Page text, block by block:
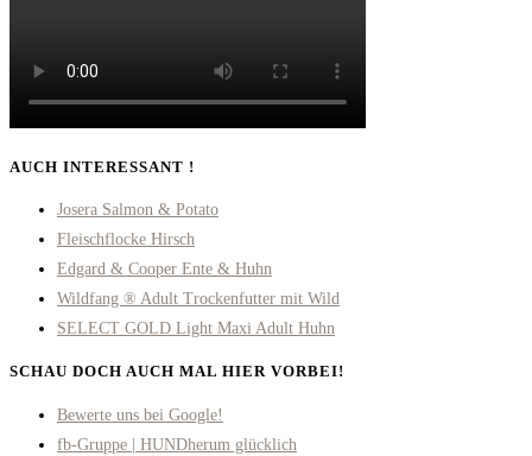
AUCH INTERESSANT !
Josera Salmon & Potato
Fleischflocke Hirsch
Edgard & Cooper Ente & Huhn
Wildfang ® Adult Trockenfutter mit Wild
SELECT GOLD Light Maxi Adult Huhn
SCHAU DOCH AUCH MAL HIER VORBEI!
Bewerte uns bei Google!
in
fb-Gruppe | HUNDherum glücklich